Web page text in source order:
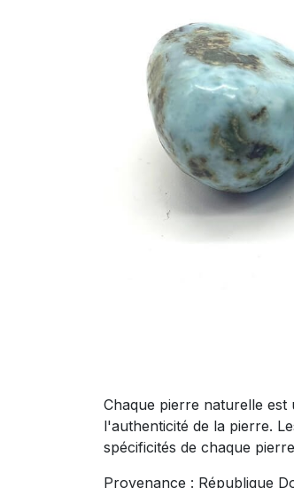
Chaque pierre naturelle
l'authenticité de la pierre.
spécificités de chaque
Provenance : République